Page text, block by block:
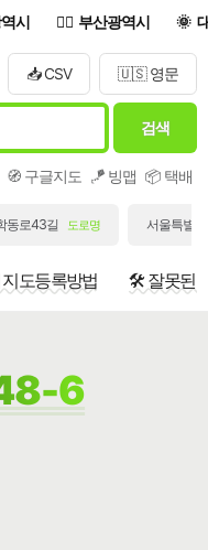
시 부산광역시
📥 CSV 🇺🇸 영문
검색
🧭 구글지도 🪁 빙맵 📦 택배/
동로43길 도로명 서울특별
지도등록방법 🛠️ 잘못된
6